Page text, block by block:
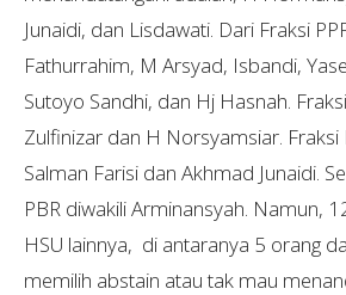
Junaidi, dan Lisdawati. Dari Fraksi
Fathurrahim, M Arsyad, Isbandi,
Sutoyo Sandhi, dan Hj Hasnah.
Zulfinizar dan H Norsyamsiar. Fraksi
Salman Farisi dan Akhmad Junaidi.
PBR diwakili Arminansyah. Namun,
HSU lainnya, di antaranya 5 orang
memilih abstain atau tak mau